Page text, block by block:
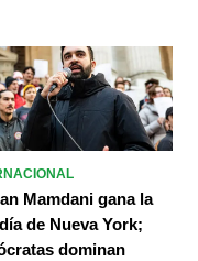
Mamdani gana la
de Nueva York;
dominan